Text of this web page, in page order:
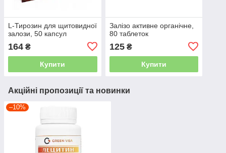
L-Тирозин для щитовидної
залози, 50 капсул
164 ₴
Купити
Залізо активне органічне,
80 таблеток
125₴
Купити
Акційні пропозиції та новинки
–10%